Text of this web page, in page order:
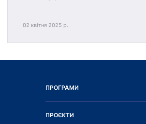
02 квітня 2025 р.
ПРОГРАМИ
ПРОЄКТИ